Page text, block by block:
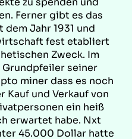
Ferner gibt es das
Jahr 1931 und
fest etabliert
Zweck. Im
seiner
miner dass es noch
und Verkauf von
ein heiß
erwartet habe. Nxt
45.000 Dollar hatte